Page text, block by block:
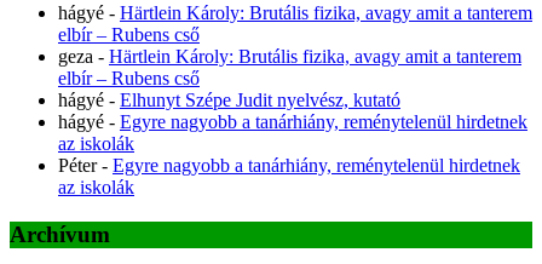
hágyé - Härtlein Károly: Brutális fizika, avagy amit a tanterem
elbír – Rubens cső
geza - Härtlein Károly: Brutális fizika, avagy amit a tanterem
elbír – Rubens cső
hágyé - Elhunyt Szépe Judit nyelvész, kutató
hágyé - Egyre nagyobb a tanárhiány, reménytelenül hirdetnek
az iskolák
Péter- Egyre nagyobb a tanárhiány, reménytelenül hirdetnek
az iskolák
Archívum